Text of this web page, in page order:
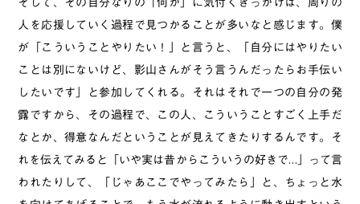
人を応援していく過程で見つかることが多いなと感じます。僕
が「こういうことやりたい！」と言うと、「自分にはやりたい
ことは別にないけど、影山さんがそう言うんだったらお手伝い
したいです」と参加してくれる。それはそれで一つの自分の発
露ですから、その過程で、この人、こういうことすごく上手だ
なとか、得意なんだということが見えてきたりするんです。そ
れを伝えてみると「いや実は昔からこういうの好きで…」って言
われたりして、「じゃあここでやってみたら」と、ちょっと水